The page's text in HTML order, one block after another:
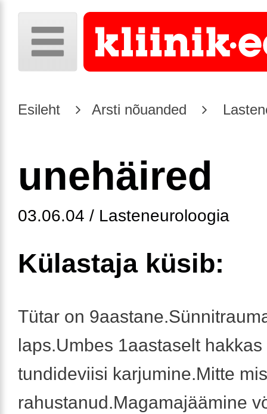
Esileht Arsti nõuanded
unehäired
03.06.04 / Lasteneuroloogia
Külastaja küsib:
Tütar on
laps.Umbes 1aastaselt hakkas
tundideviisi karjumine.Mitte
rahustanud.Magamajäämine